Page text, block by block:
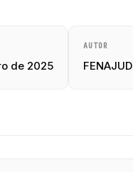
de 2025
AUTOR
FENAJUD